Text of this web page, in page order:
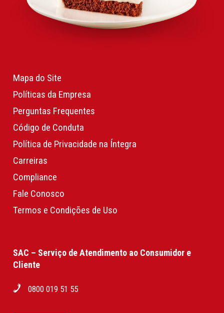
Mapa do Site
Políticas da Empresa
Perguntas Frequentes
Código de Conduta
Política de Privacidade na Íntegra
Carreiras
Compliance
Fale Conosco
Termos e Condições de Uso
SAC – Serviço de Atendimento ao Consumidor e
Cliente
0800 019 51 55